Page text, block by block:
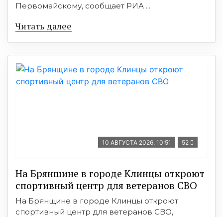
Первомайскому, сообщает РИА ...
Читать далее
10 АВГУСТА 2026, 10:51 52
На Брянщине в городе Клинцы откроют
спортивный центр для ветеранов СВО
На Брянщине в городе Клинцы откроют
спортивный центр для ветеранов СВО,